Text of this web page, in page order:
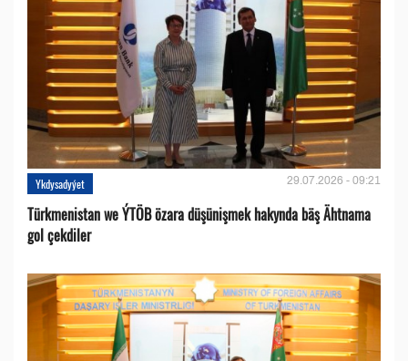
Ykdysadyýet 29.07.2026 - 09:21
Türkmenistan we ÝTÖB özara düşünişmek hakynda bäş Ähtnama
gol çekdiler